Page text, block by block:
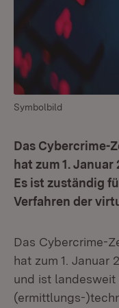
Symbolbild
Das Cybercrime-
hat zum 1.
Es ist zuständig
Verfahren der
Das Cybercrime-
hat zum 1. Januar
und ist
(ermittlungs-